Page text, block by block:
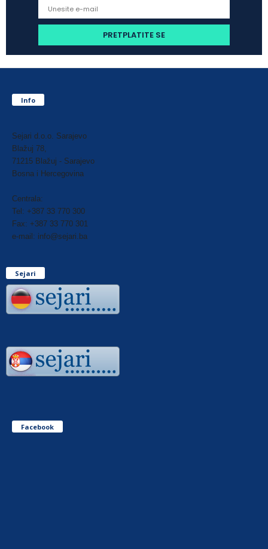
Info
Sejari d.o.o. Sarajevo
Blažuj 78,
71215 Blažuj - Sarajevo
Bosna i Hercegovina
Centrala:
Tel: +387 33 770 300
Fax: +387 33 770 301
e-mail: info@sejari.ba
Sejari
Facebook